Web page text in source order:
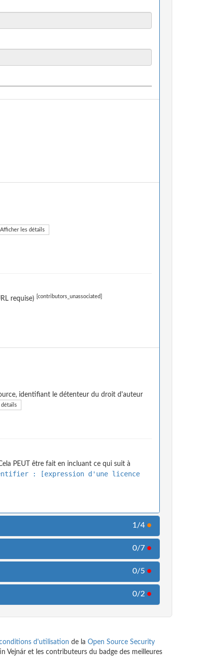
Afficher les détails
requise) [contributors_unassociated]
identifiant le détenteur du droit d'auteur
PEUT être fait en incluant ce qui suit à
: [expression d'une licence
1/4 ●
0/7 ●
0/5 ●
0/2 ●
d'utilisation de la Open Source Security
Vejnár et les contributeurs du badge des meilleures